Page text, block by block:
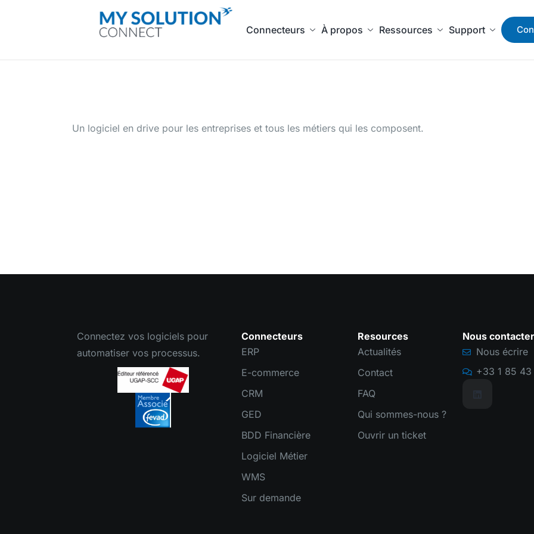
Connecteurs À propos Ressources Support
Un logiciel en drive pour les entreprises et tous les métiers qui les composent.
Connectez vos logiciels pour
automatiser vos processus.
Connecteurs
ERP
E-commerce
CRM
GED
BDD Financière
Logiciel Métier
WMS
Sur demande
Resources
Actualités
Contact
FAQ
Qui sommes-nous ?
Ouvrir un ticket
Nous contacter
Nous écrire
+33 1 85 43